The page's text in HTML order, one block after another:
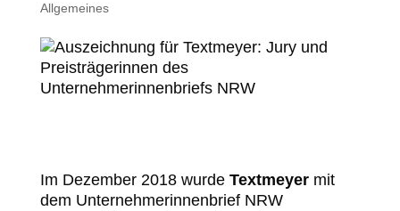
Allgemeines
Im Dezember 2018 wurde Textmeyermit
dem Unternehmerinnenbrief NRW